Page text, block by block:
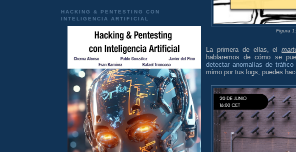
HACKING & PENTESTING CON
INTELIGENCIA ARTIFICIAL
Figura
La primera de ellas, el
hablaremos de cómo se
detectar anomalías de
mimo por tus logs, puedes